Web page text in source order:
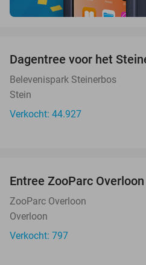
Dagentree voor het
Belevenispark Steinerbos
Stein
Verkocht: 44.927
Entree ZooParc Overloon
ZooParc Overloon
Overloon
Verkocht: 797